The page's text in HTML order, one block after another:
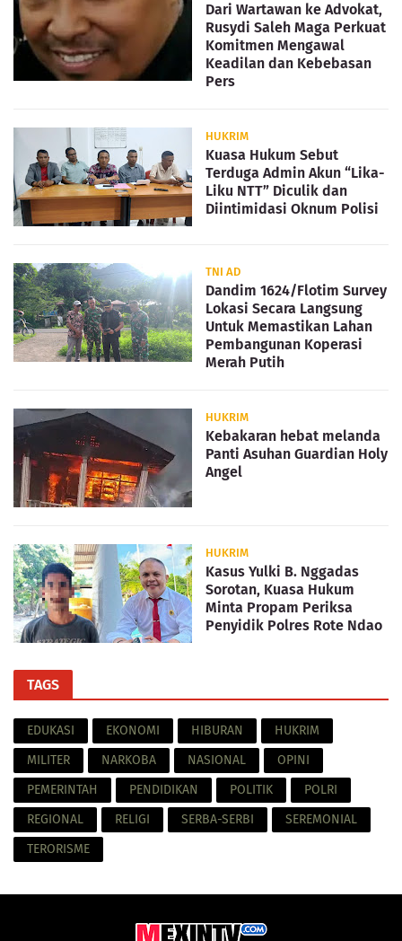
Dari Wartawan ke Advokat,
Rusydi Saleh Maga Perkuat
Komitmen Mengawal
Keadilan dan Kebebasan
Pers
HUKRIM
Kuasa Hukum Sebut
Terduga Admin Akun “Lika-
Liku NTT” Diculik dan
Diintimidasi Oknum Polisi
TNI AD
Dandim 1624/Flotim Survey
Lokasi Secara Langsung
Untuk Memastikan Lahan
Pembangunan Koperasi
Merah Putih
HUKRIM
Kebakaran hebat melanda
Panti Asuhan Guardian Holy
Angel
HUKRIM
Kasus Yulki B. Nggadas
Sorotan, Kuasa Hukum
Minta Propam Periksa
Penyidik Polres Rote Ndao
TAGS
EDUKASI EKONOMI HIBURAN
HUKRIM
MILITER
NARKOBA NASIONAL
OPINI
PEMERINTAH
PENDIDIKAN POLITIK
POLRI
REGIONAL
RELIGI SERBA-SERBI
SEREMONIAL
TERORISME